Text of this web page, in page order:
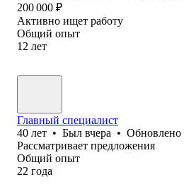
200 000 ₽
Активно ищет работу
Общий опыт
12 лет
Главный специалист
40 лет • Был вчера • Обновлено
Рассматривает предложения
Общий опыт
22 года